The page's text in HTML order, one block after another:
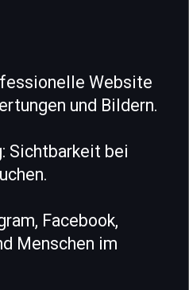
Website
und Bildern.
Sichtbarkeit bei
Facebook,
Menschen im